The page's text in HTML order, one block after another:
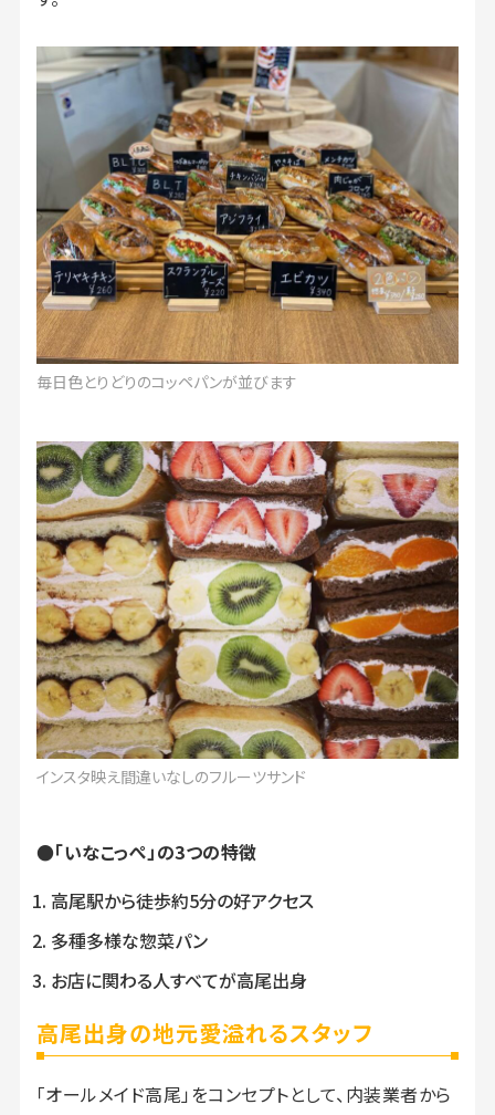
毎日色とりどりのコッペパンが並びます
インスタ映え間違いなしのフルーツサンド
●「いなこっぺ」の3つの特徴
高尾駅から徒歩約5分の好アクセス
多種多様な惣菜パン
お店に関わる人すべてが高尾出身
高尾出身の地元愛溢れるスタッフ
「オールメイド高尾」をコンセプトとして、内装業者から